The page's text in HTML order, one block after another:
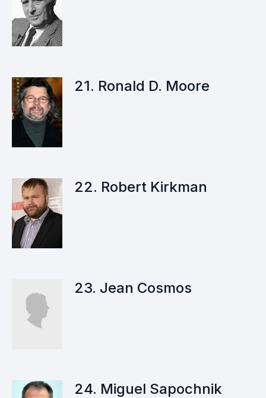
21. Ronald D. Moore
22. Robert Kirkman
23. Jean Cosmos
24. Miguel Sapochnik